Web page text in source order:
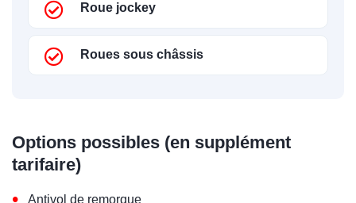
Roue jockey
Roues sous châssis
Options possibles (en supplément
tarifaire)
• Antivol de remorque